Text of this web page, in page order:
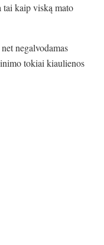
tai kaip viską mato
negalvodamas
tokiai kiaulienos